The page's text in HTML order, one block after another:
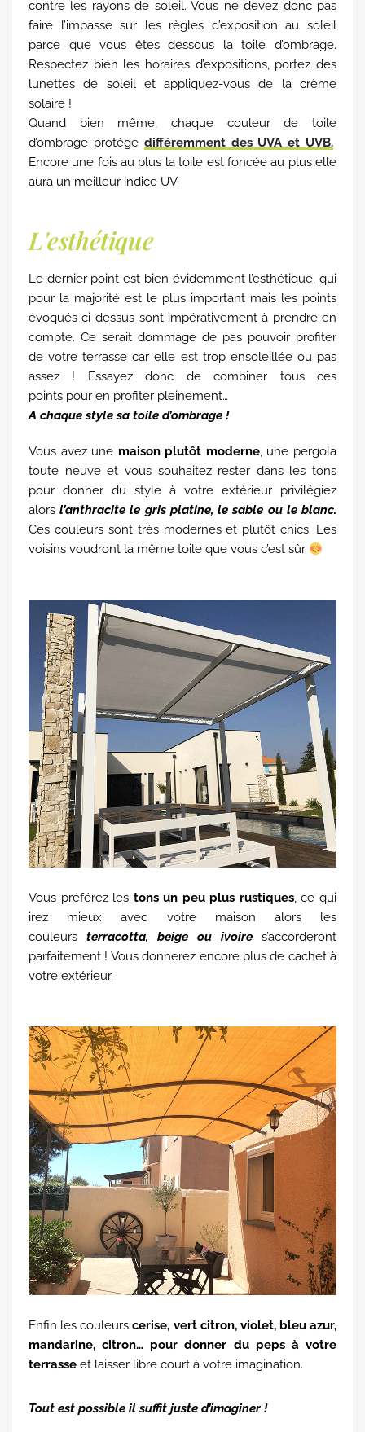
contre les rayons de soleil. Vous ne devez donc pas
faire l’impasse sur les règles d’exposition au soleil
parce que vous êtes dessous la toile d’ombrage.
Respectez bien les horaires d’expositions, portez des
lunettes de soleil et appliquez-vous de la crème
solaire !
Quand bien même, chaque couleur de toile
d’ombrage protège différemment des UVA et UVB.
Encore une fois au plus la toile est foncée au plus elle
aura un meilleur indice UV.
L'esthétique
Le dernier point est bien évidemment l’esthétique, qui
pour la majorité est le plus important mais les points
évoqués ci-dessus sont impérativement à prendre en
compte. Ce serait dommage de pas pouvoir profiter
de votre terrasse car elle est trop ensoleillée ou pas
assez ! Essayez donc de combiner tous ces
points pour en profiter pleinement…
A chaque style sa toile d’ombrage !
Vous avez une maison plutôt moderne, une pergola
toute neuve et vous souhaitez rester dans les tons
pour donner du style à votre extérieur privilégiez
alors l’anthracite le gris platine, le sable ou le blanc.
Ces couleurs sont très modernes et plutôt chics. Les
voisins voudront la même toile que vous c’est sûr
Vous préférez les tons un peu plus rustiques, ce qui
irez mieux avec votre maison alors les
couleurs terracotta, beige ou ivoire s’accorderont
parfaitement ! Vous donnerez encore plus de cachet à
votre extérieur.
Enfin les couleurscerise, vert citron, violet, bleu azur,
mandarine, citron… pour donner du peps à votre
terrasse et laisser libre court à votre imagination.
Tout est possible il suffit juste d’imaginer !